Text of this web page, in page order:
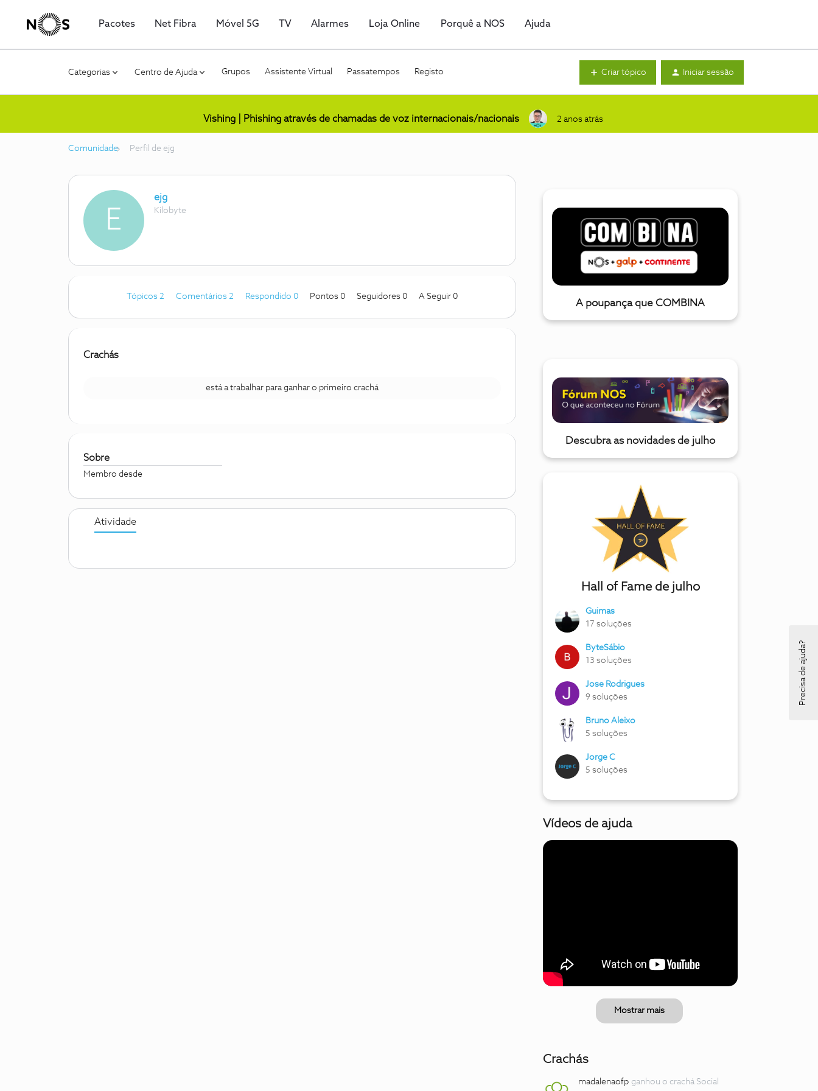
Pacotes Net Fibra Móvel 5G TV Alarmes Loja Online Porquê a NOS Ajuda
Categorias Centro de Ajuda Grupos Assistente Virtual Passatempos Registo Criar tópico Iniciar sessão
Vishing | Phishing através de chamadas de voz internacionais/nacionais 2 anos atrás
Comunidade Perfil de ejg
E
ejg
Kilobyte
Tópicos 2 Comentários 2 Respondido 0 Pontos 0 Seguidores 0 A Seguir 0
Crachás
está a trabalhar para ganhar o primeiro crachá
Sobre
Membro desde
Atividade
A poupança que COMBINA
Descubra as novidades de julho
Hall of Fame de julho
Guimas
17 soluções
ByteSábio
13 soluções
Jose Rodrigues
9 soluções
Bruno Aleixo
5 soluções
Jorge C
5 soluções
Vídeos de ajuda
Mostrar mais
Crachás
madalenaofp ganhou o crachá Social
Precisa de ajuda?